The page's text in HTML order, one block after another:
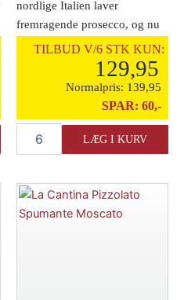
nordlige Italien laver
fremragende prosecco, og nu
også i en yderst [...]
TILBUD V/6 STK KUN:
129,95
Normalpris: 139,95
SPAR: 60,-
Cantina
Use"
Spumante
Rose
LÆG I KURV